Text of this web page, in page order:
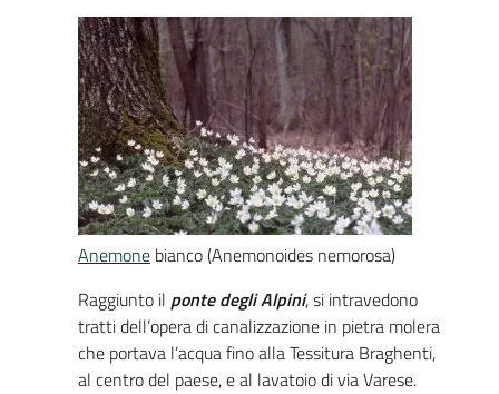
Anemone bianco (Anemonoides nemorosa)
Raggiunto il ponte degli Alpini, si intravedono
tratti dell’opera di canalizzazione in pietra molera
che portava l’acqua fino alla Tessitura Braghenti,
al centro del paese, e al lavatoio di via Varese.